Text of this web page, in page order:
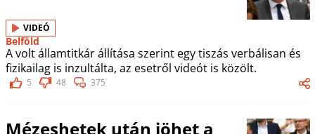
VIDEÓ
Belföld
A volt államtitkár állítása szerint egy tiszás verbálisan és
fizikailag is inzultálta, az esetről videót is közölt.
5 48 375
Mézeshetek után jöhet a